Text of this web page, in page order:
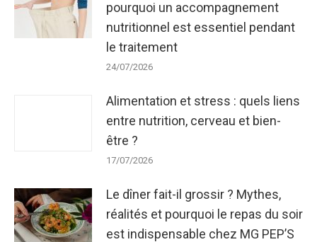
pourquoi un accompagnement
nutritionnel est essentiel pendant
le traitement
24/07/2026
Alimentation et stress : quels liens
entre nutrition, cerveau et bien-
être ?
17/07/2026
Le dîner fait-il grossir ? Mythes,
réalités et pourquoi le repas du soir
est indispensable chez MG PEP’S